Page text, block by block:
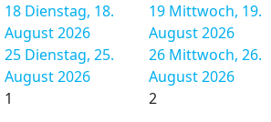
18 Dienstag, 18.
August 2026
19 Mittwoch, 19.
August 2026
25 Dienstag, 25.
August 2026
26 Mittwoch, 26.
August 2026
1 2